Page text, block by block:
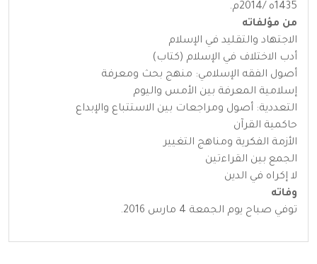
1435ه /2014م.
من مؤلفاته
الاجتهاد والتقليد في الإسلام
أدب الاختلاف في الإسلام (كتاب)
أصول الفقه الإسلامي: منهج بحث ومعرفة
إسلامية المعرفة بين الأمس واليوم
التعددية: أصول ومراجعات بين الاستتباع والإبداع
حاكمية القرآن
الأزمة الفكرية ومناهج التغيير
الجمع بين القراءتين
لا إكراه في الدين
وفاته
توفي صباح يوم الجمعة 4 مارس 2016.